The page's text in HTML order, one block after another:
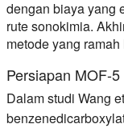
dengan biaya yang
rute sonokimia.
metode yang
Persiapan MOF-5
Dalam studi Wang